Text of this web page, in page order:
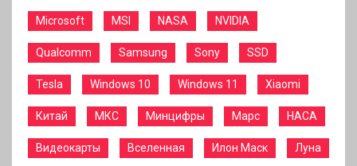
Microsoft MSI NASA NVIDIA
Qualcomm Samsung Sony SSD
Tesla Windows 10 Windows 11 Xiaomi
Китай МКС Минцифры Марс НАСА
Видеокарты Вселенная Илон Маск Луна